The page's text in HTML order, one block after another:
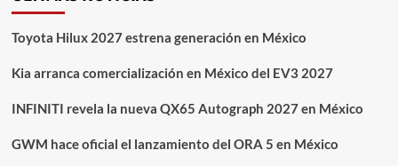
Toyota Hilux 2027 estrena generación en México
Kia arranca comercialización en México del EV3 2027
INFINITI revela la nueva QX65 Autograph 2027 en México
GWM hace oficial el lanzamiento del ORA 5 en México